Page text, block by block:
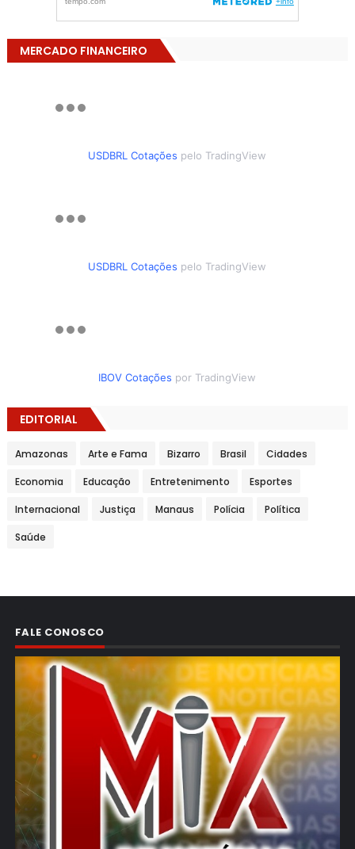
MERCADO FINANCEIRO
USDBRL Cotações pelo TradingView
USDBRL Cotações pelo TradingView
IBOV Cotações por TradingView
EDITORIAL
Amazonas Arte e Fama Bizarro Brasil Cidades
Economia Educação Entretenimento Esportes
Internacional Justiça Manaus Polícia Política
Saúde
FALE CONOSCO